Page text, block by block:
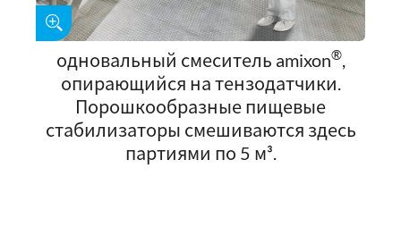
одновальный смеситель amixon®,
опирающийся на тензодатчики.
Порошкообразные пищевые
стабилизаторы смешиваются здесь
партиями по 5 м³.